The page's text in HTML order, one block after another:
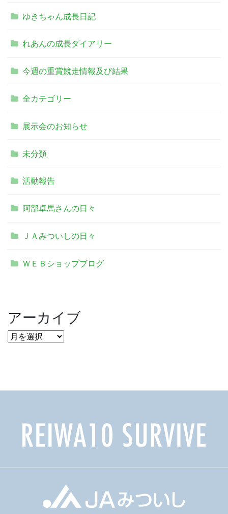
ゆきちゃん成長日記
れあんの成長ダイアリー
今週の重賞競走情報及び結果
全カテゴリー
展示会のお知らせ
未分類
活動報告
阿部卓馬さんの日々
ＪＡみついしの日々
ＷＥＢショップブログ
アーカイブ
ア